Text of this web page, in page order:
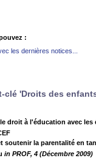
:
les dernières notices...
clé 'Droits des
droit à l'éducation avec les
soutenir la parentalité en
in PROF, 4 (Décembre 2009)